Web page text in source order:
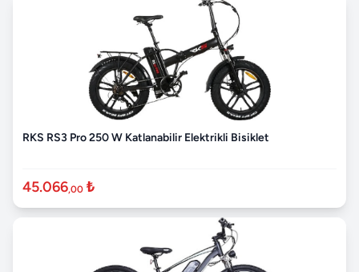
RKS RS3 Pro 250 W Katlanabilir Elektrikli Bisiklet
45.066,00 ₺